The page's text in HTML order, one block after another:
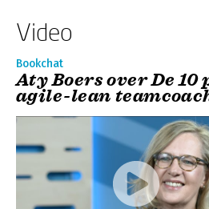
Video
Bookchat
Aty Boers over De
agile-lean